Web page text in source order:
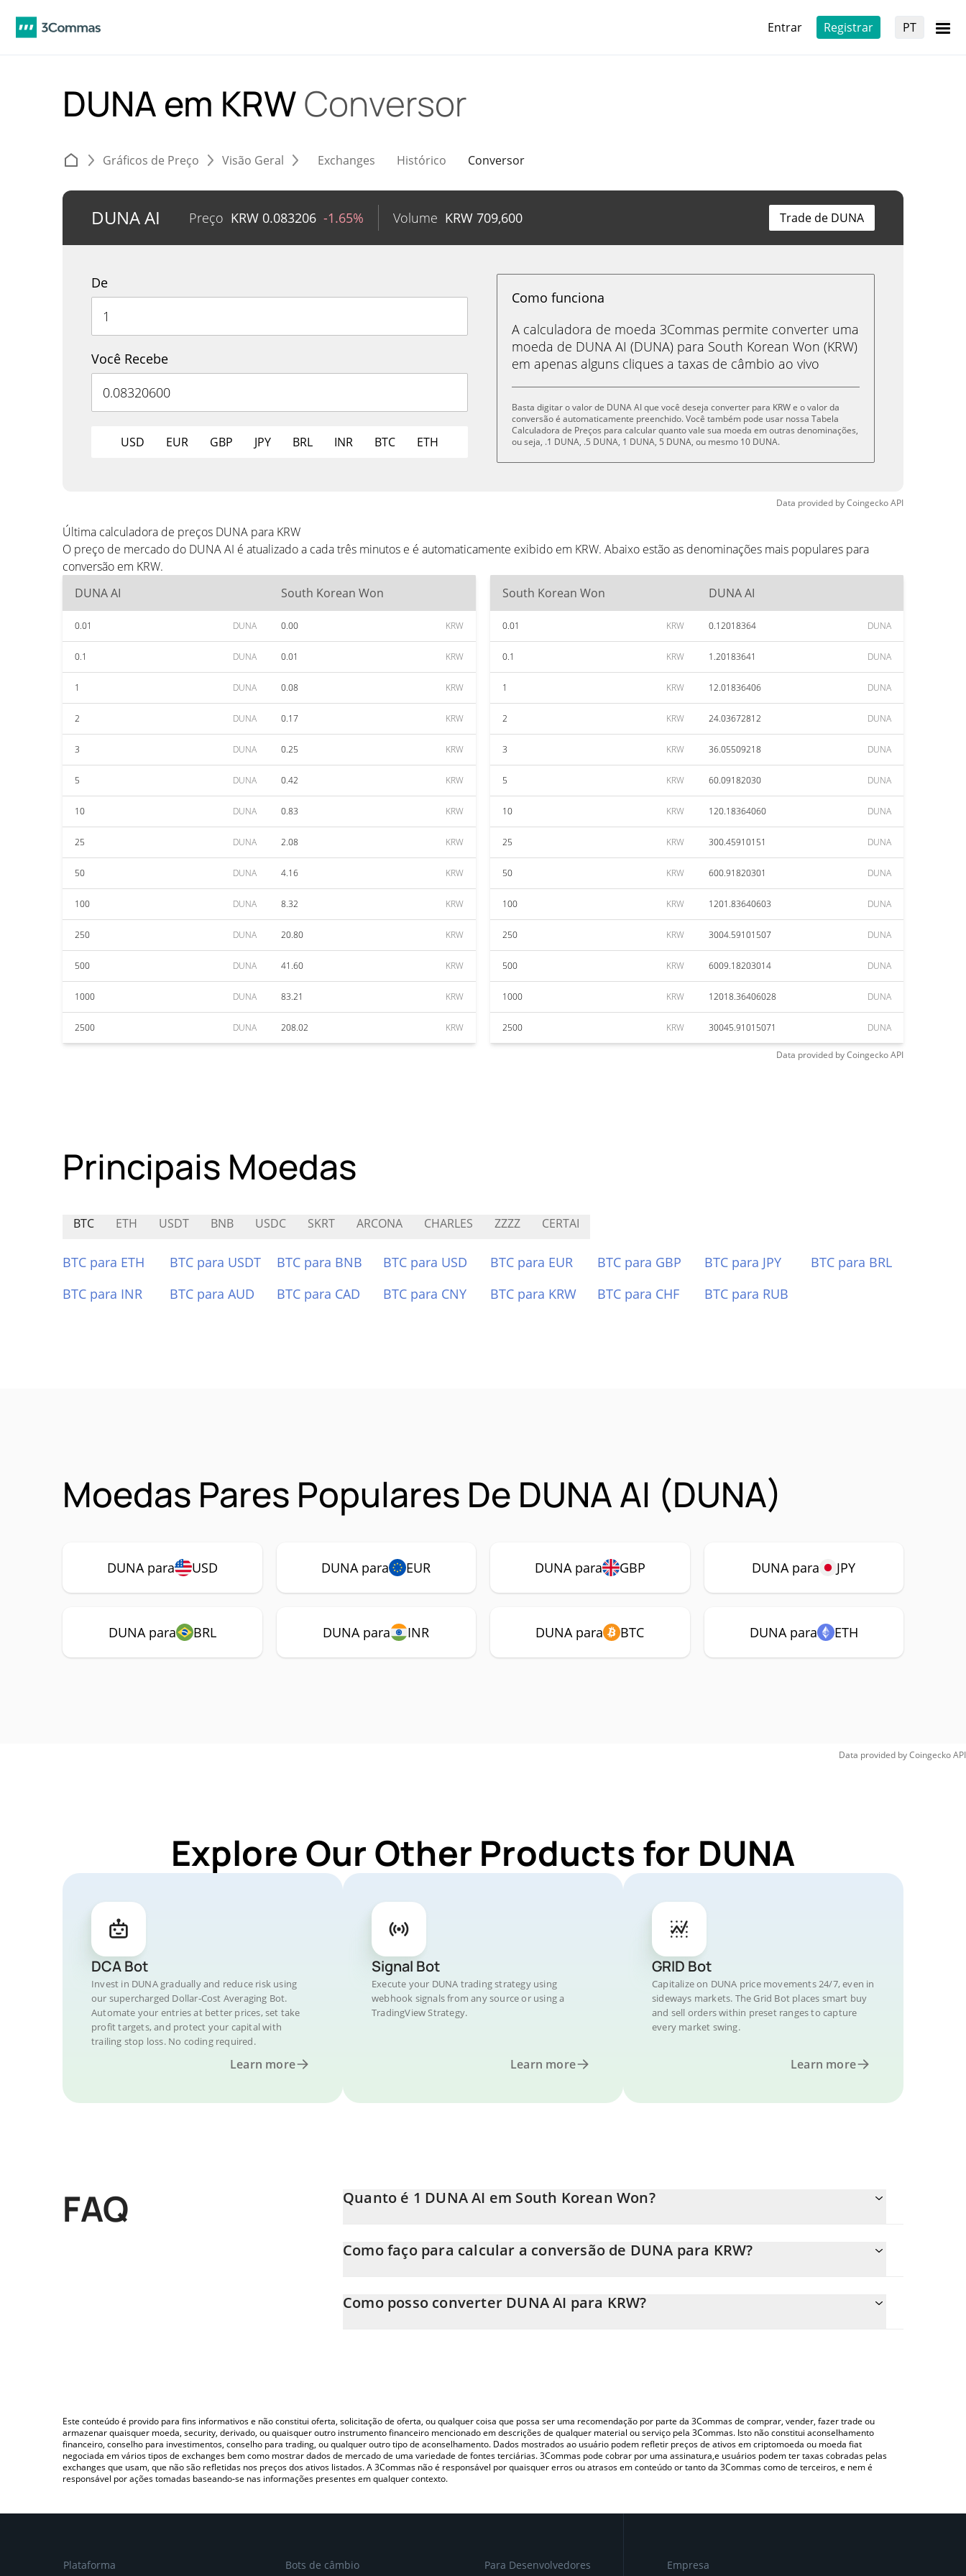
Entrar Registrar PT
DUNA em KRWConversor
Gráficos de Preço Visão Geral Exchanges Histórico Conversor
DUNA AI Preço KRW 0.083206 -1.65% Volume KRW 709,600 Trade de DUNA
De
Você Recebe
USD EUR GBP JPY BRL INR BTC ETH
Como funciona
A calculadora de moeda 3Commas permite converter uma
moeda de DUNA AI (DUNA) para South Korean Won (KRW)
em apenas alguns cliques a taxas de câmbio ao vivo
Basta digitar o valor de DUNA AI que você deseja converter para KRW e o valor da
conversão é automaticamente preenchido. Você também pode usar nossa Tabela
Calculadora de Preços para calcular quanto vale sua moeda em outras denominações,
ou seja, .1 DUNA, .5 DUNA, 1 DUNA, 5 DUNA, ou mesmo 10 DUNA.
Data provided byCoingeckoAPI
Última calculadora de preços DUNA para KRW
O preço de mercado do DUNA AI é atualizado a cada três minutos e é automaticamente exibido em KRW. Abaixo estão as denominações mais populares para
conversão em KRW.
DUNA AI
South Korean Won
0.01 DUNA 0.00 KRW
0.1 DUNA 0.01 KRW
1 DUNA 0.08 KRW
2 DUNA 0.17 KRW
3 DUNA 0.25 KRW
5 DUNA 0.42 KRW
10 DUNA 0.83 KRW
25 DUNA 2.08 KRW
50 DUNA 4.16 KRW
100 DUNA 8.32 KRW
250 DUNA 20.80 KRW
500 DUNA 41.60 KRW
1000 DUNA 83.21 KRW
2500 DUNA 208.02 KRW
South Korean Won DUNA AI
0.01 KRW 0.12018364 DUNA
0.1 KRW 1.20183641 DUNA
1 KRW 12.01836406 DUNA
2 KRW 24.03672812 DUNA
3 KRW 36.05509218 DUNA
5 KRW 60.09182030 DUNA
10 KRW 120.18364060 DUNA
25 KRW 300.45910151 DUNA
50 KRW 600.91820301 DUNA
100 KRW 1201.83640603 DUNA
250 KRW 3004.59101507 DUNA
500 KRW 6009.18203014 DUNA
1000 KRW 12018.36406028 DUNA
2500 KRW 30045.91015071 DUNA
Data provided byCoingeckoAPI
Principais Moedas
BTC ETH USDT BNB USDC SKRT ARCONA CHARLES ZZZZ CERTAI
BTC para ETH BTC para USDT BTC para BNB BTC para USD BTC para EUR BTC para GBP BTC para JPY
BTC para BRL
BTC para INR
BTC para AUD BTC para CAD BTC para CNY BTC para KRW BTC para CHF BTC para RUB
Moedas Pares Populares De DUNA AI (DUNA)
DUNA para USD DUNA para EUR DUNA para GBP DUNA para JPY
DUNA para BRL DUNA para INR DUNA para BTC DUNA para ETH
Data provided byCoingeckoAPI
Explore Our Other Products for DUNA
DCA Bot
Invest in DUNA gradually and reduce risk using
our supercharged Dollar-Cost Averaging Bot.
Automate your entries at better prices, set take
profit targets, and protect your capital with
trailing stop loss. No coding required.
Learn more
Signal Bot
Execute your DUNA trading strategy using
webhook signals from any source or using a
TradingView Strategy.
Learn more
GRID Bot
Capitalize on DUNA price movements 24/7, even in
sideways markets. The Grid Bot places smart buy
and sell orders within preset ranges to capture
every market swing.
Learn more
FAQ Quanto é 1 DUNA AI em South Korean Won?
Neste momento, 1 DUNA AI equivale a 0.083206 KRW
Como faço para calcular a conversão de DUNA para KRW?
simplesmente inserindo a quantidade de DUNA AI no campo correspondente e converterá automaticamente o valor
em South Korean Won (KRW).
Como posso converter DUNA AI para KRW?
Este conteúdo é provido para fins informativos e não constitui oferta, solicitação de oferta, ou qualquer coisa que possa ser uma recomendação por parte da 3Commas de comprar, vender, fazer trade ou
armazenar quaisquer moeda, security, derivado, ou quaisquer outro instrumento financeiro mencionado em descrições de qualquer material ou serviço pela 3Commas. Isto não constitui aconselhamento
financeiro, conselho para investimentos, conselho para trading, ou qualquer outro tipo de aconselhamento. Dados mostrados ao usuário podem refletir preços de ativos em criptomoeda ou moeda fiat
negociada em vários tipos de exchanges bem como mostrar dados de mercado de uma variedade de fontes terciárias. 3Commas pode cobrar por uma assinatura,e usuários podem ter taxas cobradas pelas
exchanges que usam, que não são refletidas nos preços dos ativos listados. A 3Commas não é responsável por quaisquer erros ou atrasos em conteúdo or tanto da 3Commas como de terceiros, e nem é
responsável por ações tomadas baseando-se nas informações presentes em qualquer contexto.
Plataforma Bots de câmbio Para Desenvolvedores Empresa